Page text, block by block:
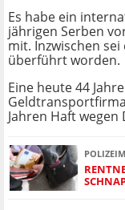
Es habe ein
jährigen Serben
mit. Inzwischen
überführt worden.
Eine heute 44
Jahren Haft